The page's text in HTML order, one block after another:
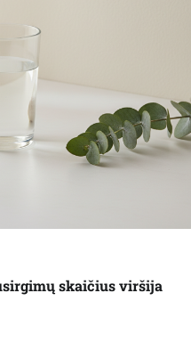
skaičius viršija